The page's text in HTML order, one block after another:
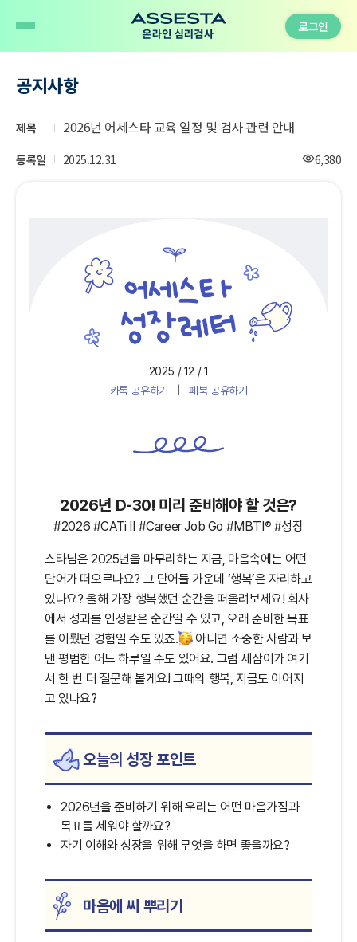
로그인
공지사항
제목 2026년 어세스타 교육 일정 및 검사 관련 안내
등록일 2025.12.31 조
visibility6,380
2025 / 12 / 1
카톡 공유하기
|페북 공유하기
2026년 D-30! 미리 준비해야 할 것은?
#2026 #CATi Ⅱ #Career Job Go #MBTI ® #성장
스타님은 2025년을 마무리하는 지금, 마음속에는 어떤
단어가 떠오르나요? 그 단어들 가운데 ‘행복’은 자리하고
있나요? 올해 가장 행복했던 순간을 떠올려보세요! 회사
에서 성과를 인정받은 순간일 수 있고, 오래 준비한 목표
를 이뤘던 경험일 수도 있죠.
아니면 소중한 사람과 보
낸 평범한 어느 하루일 수도 있어요. 그럼 세삼이가 여기
서 한 번 더 질문해 볼게요! 그때의 행복, 지금도 이어지
고 있나요?
오늘의 성장 포인트
2026년을 준비하기 위해 우리는 어떤 마음가짐과
목표를 세워야 할까요?
자기 이해와 성장을 위해 무엇을 하면 좋을까요?
마음에 씨 뿌리기